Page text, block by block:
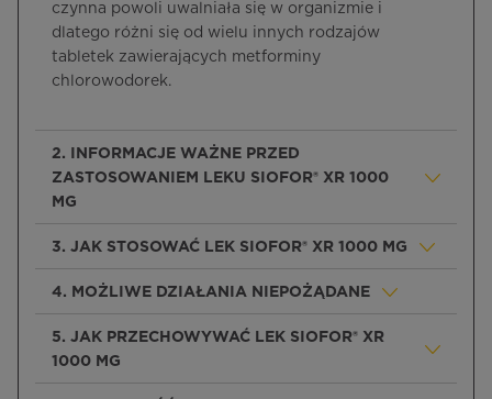
czynna powoli uwalniała się w organizmie i
dlatego różni się od wielu innych rodzajów
tabletek zawierających metforminy
chlorowodorek.
2. INFORMACJE WAŻNE PRZED
ZASTOSOWANIEM LEKU SIOFOR® XR 1000
MG
3. JAK STOSOWAĆ LEK SIOFOR® XR 1000 MG
4. MOŻLIWE DZIAŁANIA NIEPOŻĄDANE
5. JAK PRZECHOWYWAĆ LEK SIOFOR® XR
1000 MG